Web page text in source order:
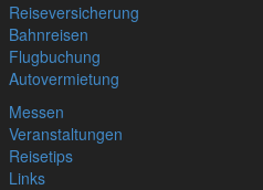
Reiseversicherung
Bahnreisen
Flugbuchung
Autovermietung
Messen
Veranstaltungen
Reisetips
Links